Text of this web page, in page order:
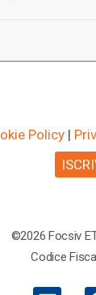
Policy |
©2026 Focsiv
Codice